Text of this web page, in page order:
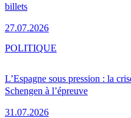
billets
27.07.2026
L’Espagne sous pression : la
Schengen à l’épreuve
31.07.2026
POLITIQUE